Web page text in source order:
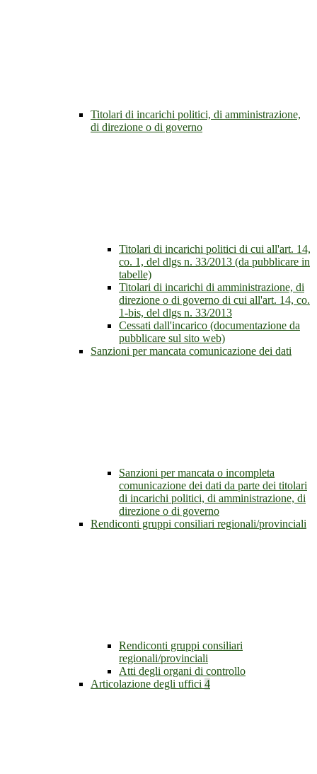
Titolari di incarichi politici, di amministrazione,
di direzione o di governo
Titolari di incarichi politici di cui all'art. 14,
co. 1, del dlgs n. 33/2013 (da pubblicare in
tabelle)
Titolari di incarichi di amministrazione, di
direzione o di governo di cui all'art. 14, co.
1-bis, del dlgs n. 33/2013
Cessati dall'incarico (documentazione da
pubblicare sul sito web)
Sanzioni per mancata comunicazione dei dati
Sanzioni per mancata o incompleta
comunicazione dei dati da parte dei titolari
di incarichi politici, di amministrazione, di
direzione o di governo
Rendiconti gruppi consiliari regionali/provinciali
Rendiconti gruppi consiliari
regionali/provinciali
Atti degli organi di controllo
Articolazione degli uffici 4